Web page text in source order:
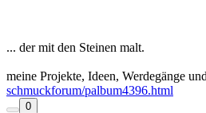
... der mit den Steinen malt.
meine Projekte, Ideen, Werdegänge
schmuckforum/palbum4396.html
0